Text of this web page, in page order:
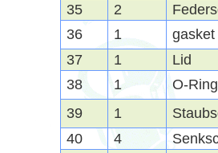
35
2
36
1 gasket
37
1 Lid
38
1 O-Ring
39
1
40
4